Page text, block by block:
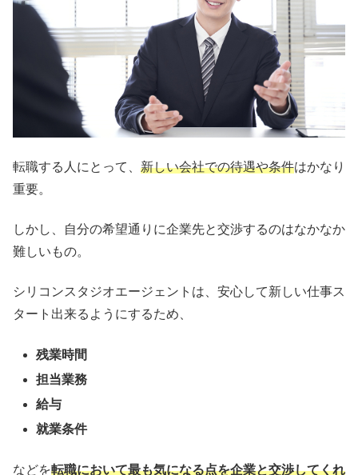
転職する人にとって、 新しい会社での待遇や条件はかなり
重要。
しかし、自分の希望通りに企業先と交渉するのはなかなか
難しいもの。
シリコンスタジオエージェントは、安心して新しい仕事ス
タート出来るようにするため、
残業時間
担当業務
給与
就業条件
などを転職において最も気になる点を企業と交渉してくれ